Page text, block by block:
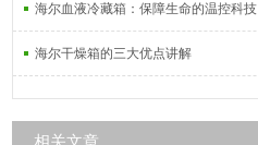
海尔血液冷藏箱：保障生命的温控科技
海尔干燥箱的三大优点讲解
相关文章